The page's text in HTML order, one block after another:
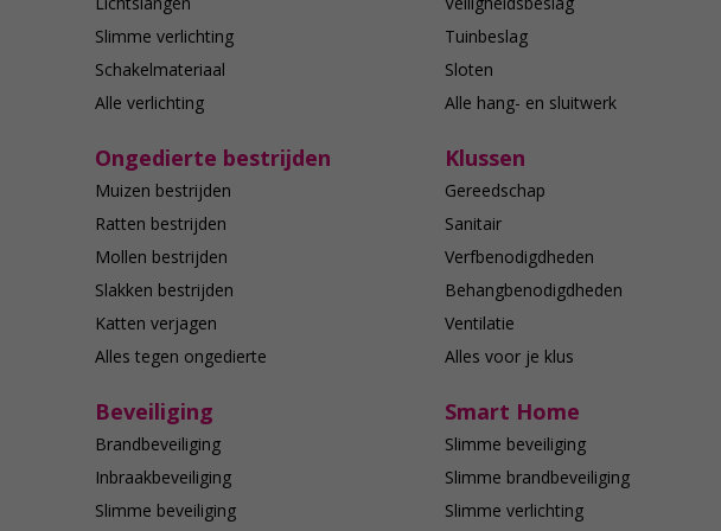
Slimme verlichting
Schakelmateriaal
Alle verlichting
Tuinbeslag
Sloten
Alle hang- en sluitwerk
Ongedierte bestrijden
Muizen bestrijden
Ratten bestrijden
Mollen bestrijden
Slakken bestrijden
Katten verjagen
Alles tegen ongedierte
Klussen
Gereedschap
Sanitair
Verfbenodigdheden
Behangbenodigdheden
Ventilatie
Alles voor je klus
Beveiliging
Brandbeveiliging
Inbraakbeveiliging
Slimme beveiliging
Smart Home
Slimme beveiliging
Slimme brandbeveiliging
Slimme verlichting